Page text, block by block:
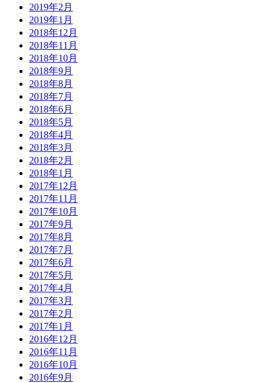
2019年2月
2019年1月
2018年12月
2018年11月
2018年10月
2018年9月
2018年8月
2018年7月
2018年6月
2018年5月
2018年4月
2018年3月
2018年2月
2018年1月
2017年12月
2017年11月
2017年10月
2017年9月
2017年8月
2017年7月
2017年6月
2017年5月
2017年4月
2017年3月
2017年2月
2017年1月
2016年12月
2016年11月
2016年10月
2016年9月